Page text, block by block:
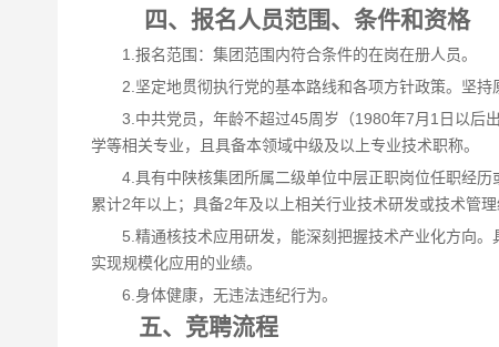
四、报名人员范围、条件和资格
1.报名范围：集团范围内符合条件的在岗在册人员。
2.坚定地贯彻执行党的基本路线和各项方针政策。坚
3.中共党员，年龄不超过45周岁（1980年7月1日以后
学等相关专业，且具备本领域中级及以上专业技术职称。
4.具有中陕核集团所属二级单位中层正职岗位任职经
累计2年以上；具备2年及以上相关行业技术研发或技术管
5.精通核技术应用研发，能深刻把握技术产业化方向
实现规模化应用的业绩。
6.身体健康，无违法违纪行为。
五、竞聘流程